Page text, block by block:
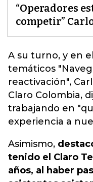
“Operadores
competir”
A su turno, y en
temáticos
reactivación",
Claro Colombia,
trabajando en
experiencia a
Asimismo,
tenido el Claro
años, al haber